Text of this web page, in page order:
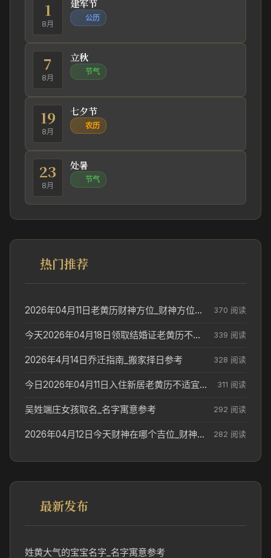
1
8月
建军节
公历
7
8月
立秋
节气
19
8月
七夕节
农历
23
8月
处暑
节气
热门推荐
2026年04月11日老黄历财神方位_财神方位与供奉讲究 370 阅读
今天2026年04月18日领取结婚证老黄历不适合吗_领证日期参考 339 阅读
2026年4月14日乔迁指南_搬家择日参考 328 阅读
今日2026年04月11日入住新居老黄历不适宜吗_搬家择日参考 311 阅读
吴姓端庄女孩取名_名字寓意参考 292 阅读
2026年04月12日今天财神在哪个吉位_财神方位参考 282 阅读
最新发布
姓黄大气的宝宝名字_名字寓意参考